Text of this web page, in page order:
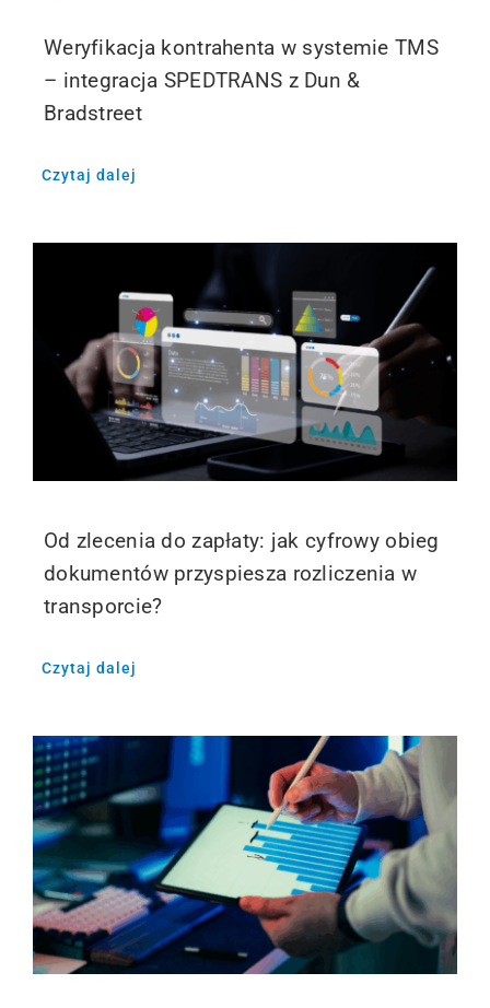
Weryfikacja kontrahenta w systemie TMS
– integracja SPEDTRANS z Dun &
Bradstreet
Czytaj dalej
Od zlecenia do zapłaty: jak cyfrowy obieg
dokumentów przyspiesza rozliczenia w
transporcie?
Czytaj dalej